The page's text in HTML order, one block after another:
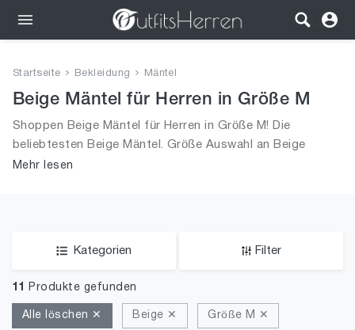
Bekleidung
Wäsche
Schuhe
Startseite Bekleidung Mäntel
Beige Mäntel für Herren in Größe M
Shoppen Beige Mäntel für Herren in Größe M! Die
beliebtesten Beige Mäntel. Größe Auswahl an Beige
Mäntel in Größe M und alle Trends aus 2026 für Männer!
Mehr lesen
Kategorien Filter
11 Produkte gefunden
Alle löschen ✕ Beige ✕ Größe M ✕